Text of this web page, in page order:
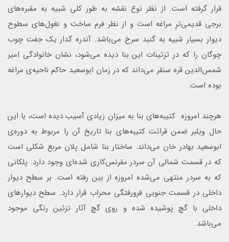
قرار گرفته ‌است. از نظر نوع نقشه به طور کلی شبیه به مقبره‌های
برجی قدیمی‌ترِ مراغه است و از نظر فرم ساخت و نغول‌های سطوح
دیوار بسیار شبیه به گنبد سرخ می‌باشد. آندره گدار یک جفت چوب
چوگان را که در تزئینات این بنا دیده می‌شود، نشان خانوادگی امیر
شمس‌الدین قره سنقر می‌داند که در زمان ابوسعید حاکم ناحیه‌ی مراغه
بوده است.
هرچند امروزه کتیبه‌های بنا به میزان زیادی آسیب دیده است، با این
حال ویلبر ضمن قرائت کتیبه‌های بنا تاریخ آن را مربوط به دوره‌ی
ابوسعید بهادر خان می‌داند. ساختار بنا شامل پلان مربع شکلی است
که در قسمت شمالی آن سردر مقرنس‌کاری شده‌ای وجود دارد. پلکانی
که به سردر منتهی می‌شده امروزه از بین رفته است. بر سطح دیوار
داخلی در قسمت جنوبی فرورفتگی محراب قرار دارد. سطح دیوارهای
داخلی با گچ پوشیده شده و روی گچ آثار تزئین رنگی موجود
می‌باشد.